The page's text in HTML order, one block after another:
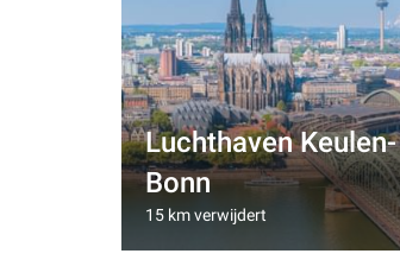
Luchthaven Keulen-
Bonn
15 km verwijdert